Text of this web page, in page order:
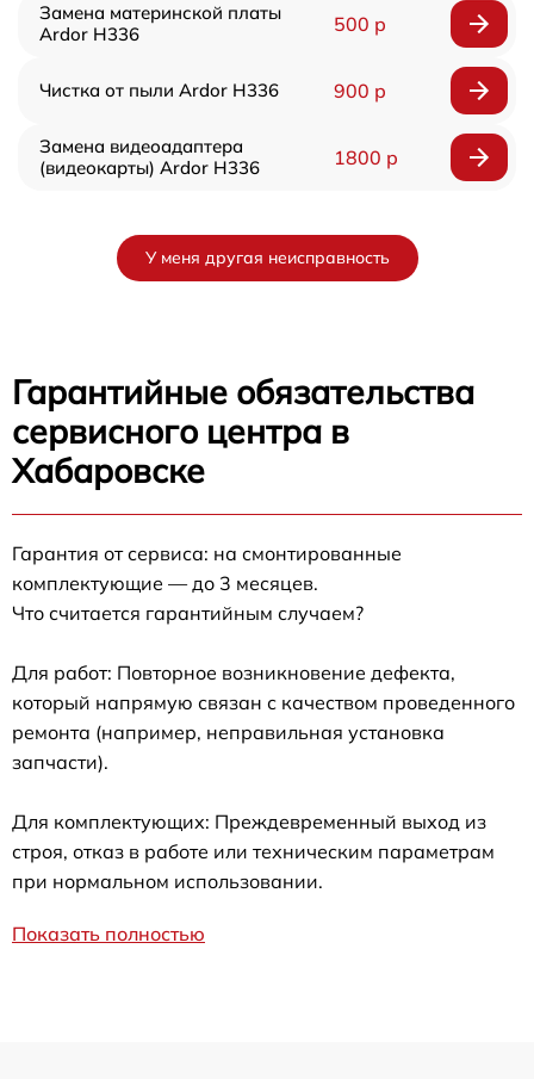
Замена материнской платы
Ardor H336
500 р
Чистка от пыли Ardor H336 900 р
Замена видеоадаптера
(видеокарты) Ardor H336
1800 р
У меня другая неисправность
Гарантийные обязательства
сервисного центра в
Хабаровске
Гарантия от сервиса: на смонтированные
комплектующие — до 3 месяцев.
Что считается гарантийным случаем?
Для работ: Повторное возникновение дефекта,
который напрямую связан с качеством проведенного
ремонта (например, неправильная установка
запчасти).
Для комплектующих: Преждевременный выход из
строя, отказ в работе или техническим параметрам
при нормальном использовании.
Показать полностью